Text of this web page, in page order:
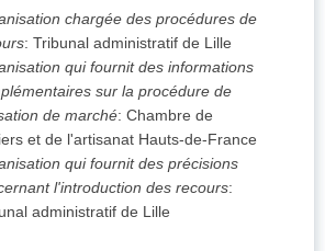
chargée des procédures de
: Tribunal administratif de Lille
qui fournit des informations
sur la procédure de
de marché: Chambre de
et de l'artisanat Hauts-de-France
qui fournit des précisions
l'introduction des recours:
administratif de Lille